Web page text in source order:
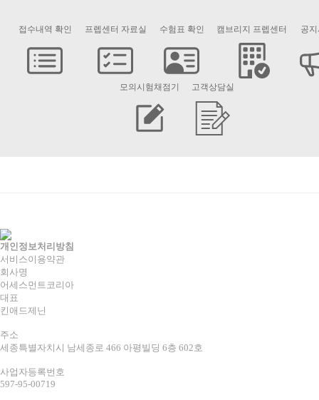
접수내역 확인 프렙센터 자료실 수험표 확인 캠브리지 프렙센터 공
모의시험채점기 고객상담실
개인정보처리방침
서비스이용약관
회사명
어세스먼트코리아
대표
킨애드제닌
주소
세종특별자치시 남세종로 466 아평빌딩 6층 602호
사업자등록번호
597-95-00719